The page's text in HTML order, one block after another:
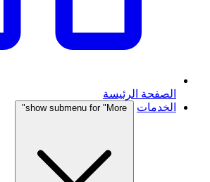
الصفحة الرئيسة
الخدمات
show submenu for "More"